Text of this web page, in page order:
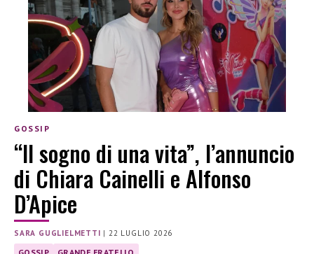
GOSSIP
“Il sogno di una vita”, l’annuncio
di Chiara Cainelli e Alfonso
D’Apice
SARA GUGLIELMETTI | 22 LUGLIO 2026